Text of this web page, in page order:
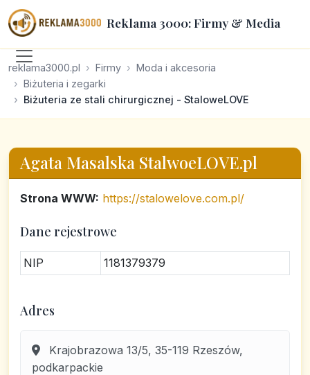
Reklama 3000: Firmy & Media
reklama3000.pl Firmy
Moda i akcesoria
Biżuteria i zegarki
Biżuteria ze stali chirurgicznej - StaloweLOVE
Agata Masalska StalwoeLOVE.pl
Strona WWW: https://stalowelove.com.pl/
Dane rejestrowe
NIP 1181379379
Adres
Krajobrazowa 13/5, 35-119 Rzeszów,
podkarpackie